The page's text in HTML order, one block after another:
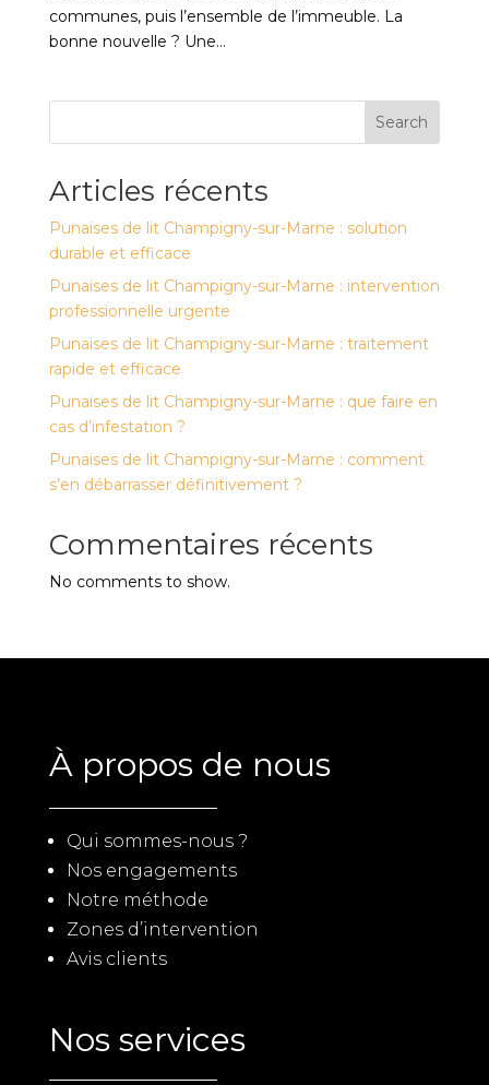
communes, puis l’ensemble de l’immeuble. La
bonne nouvelle ? Une...
Search
Articles récents
Punaises de lit Champigny-sur-Marne : solution
durable et efficace
Punaises de lit Champigny-sur-Marne : intervention
professionnelle urgente
Punaises de lit Champigny-sur-Marne : traitement
rapide et efficace
Punaises de lit Champigny-sur-Marne : que faire en
cas d’infestation ?
Punaises de lit Champigny-sur-Marne : comment
s’en débarrasser définitivement ?
Commentaires récents
No comments to show.
À propos de nous
Qui sommes-nous ?
Nos engagements
Notre méthode
Zones d’intervention
Avis clients
Nos services